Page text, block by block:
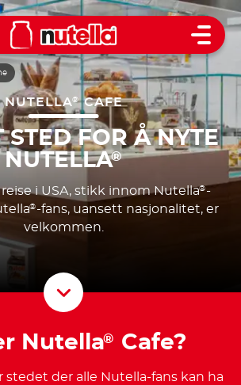
Open
NUTELLA®CAFE
STED FOR Å NYTE
NUTELLA®
reise i USA, stikk innom Nutella®-
® -fans, uansett nasjonalitet, er
velkommen.
Scroll
Nutella® Cafe?
stedet der alle Nutella-fans kan ha